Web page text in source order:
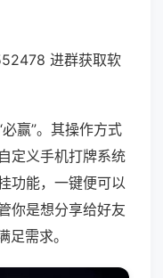
进群获取软
赢”。其操作方式
定义手机打牌系统
功能，一键便可以
你是想分享给好友
需求。